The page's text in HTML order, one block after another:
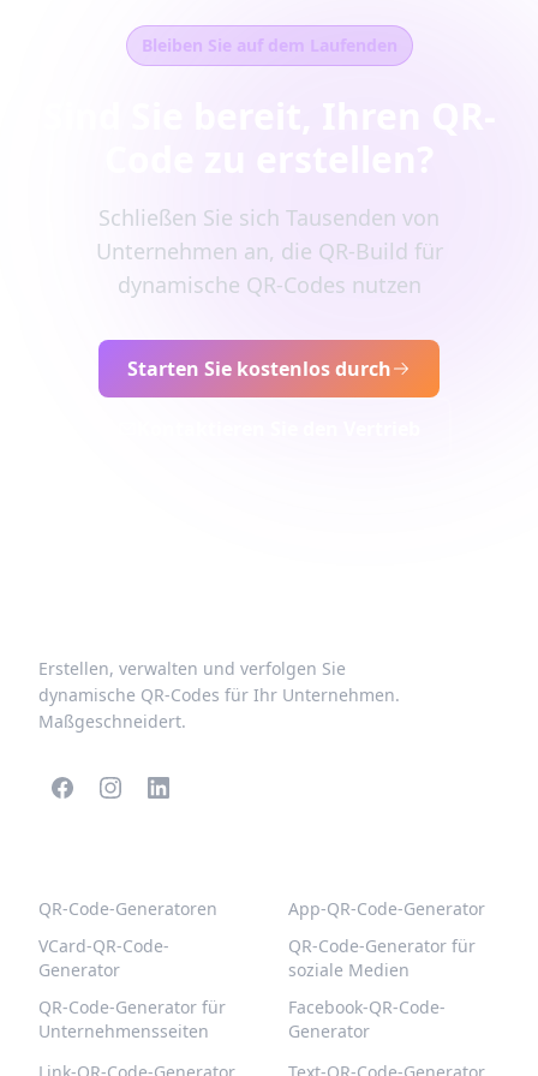
Bleiben Sie auf dem Laufenden
Schließen Sie sich Tausenden von
Unternehmen an, die QR-Build für
dynamische QR-Codes nutzen
Starten Sie kostenlos durch
Erstellen, verwalten und verfolgen Sie
dynamische QR-Codes für Ihr Unternehmen.
Maßgeschneidert.
QR-Code-Generatoren
VCard-QR-Code-
Generator
QR-Code-Generator für
Unternehmensseiten
App-QR-Code-Generator
QR-Code-Generator für
soziale Medien
Facebook-QR-Code-
Generator